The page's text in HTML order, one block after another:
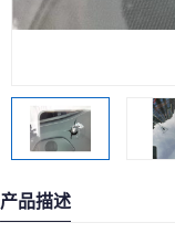
产品描述